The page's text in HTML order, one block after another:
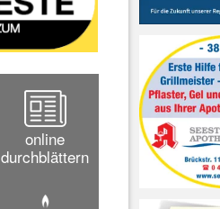
online
durchblättern